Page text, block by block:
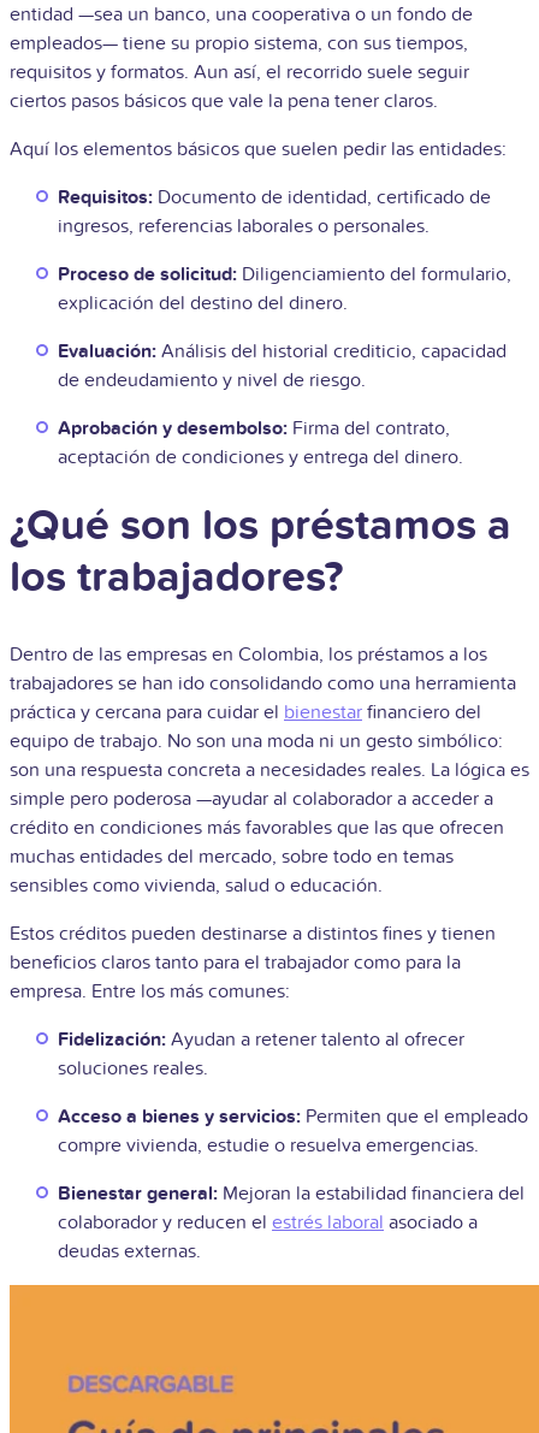
entidad —sea un banco, una cooperativa o un fondo de
empleados— tiene su propio sistema, con sus tiempos,
requisitos y formatos. Aun así, el recorrido suele seguir
ciertos pasos básicos que vale la pena tener claros.
Aquí los elementos básicos que suelen pedir las entidades:
Requisitos: Documento de identidad, certificado de
ingresos, referencias laborales o personales.
Proceso de solicitud: Diligenciamiento del formulario,
explicación del destino del dinero.
Evaluación: Análisis del historial crediticio, capacidad
de endeudamiento y nivel de riesgo.
Aprobación y desembolso: Firma del contrato,
aceptación de condiciones y entrega del dinero.
¿Qué son los préstamos a
los trabajadores?
Dentro de las empresas en Colombia, los préstamos a los
trabajadores se han ido consolidando como una herramienta
práctica y cercana para cuidar el bienestar financiero del
equipo de trabajo. No son una moda ni un gesto simbólico:
son una respuesta concreta a necesidades reales. La lógica es
simple pero poderosa —ayudar al colaborador a acceder a
crédito en condiciones más favorables que las que ofrecen
muchas entidades del mercado, sobre todo en temas
sensibles como vivienda, salud o educación.
Estos créditos pueden destinarse a distintos fines y tienen
beneficios claros tanto para el trabajador como para la
empresa. Entre los más comunes:
Fidelización: Ayudan a retener talento al ofrecer
soluciones reales.
Acceso a bienes y servicios: Permiten que el empleado
compre vivienda, estudie o resuelva emergencias.
Bienestar general: Mejoran la estabilidad financiera del
colaborador y reducen el estrés laboral asociado a
deudas externas.